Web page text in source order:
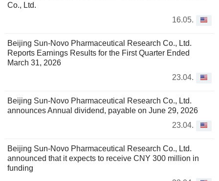
Co., Ltd.
16.05.
Beijing Sun-Novo Pharmaceutical Research Co., Ltd.
Reports Earnings Results for the First Quarter Ended
March 31, 2026
23.04.
Beijing Sun-Novo Pharmaceutical Research Co., Ltd.
announces Annual dividend, payable on June 29, 2026
23.04.
Beijing Sun-Novo Pharmaceutical Research Co., Ltd.
announced that it expects to receive CNY 300 million in
funding